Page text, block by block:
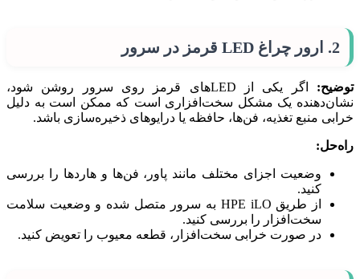
2. ارور چراغ LED قرمز در سرور
توضیح:
اگر یکی از LEDهای قرمز روی سرور روشن شود،
نشان‌دهنده یک مشکل سخت‌افزاری است که ممکن است به دلیل
خرابی منبع تغذیه، فن‌ها، حافظه یا درایوهای ذخیره‌سازی باشد.
راه‌حل:
وضعیت اجزای مختلف مانند پاور، فن‌ها و هاردها را بررسی
کنید.
از طریق HPE iLO به سرور متصل شده و وضعیت سلامت
سخت‌افزار را بررسی کنید.
در صورت خرابی سخت‌افزار، قطعه معیوب را تعویض کنید.